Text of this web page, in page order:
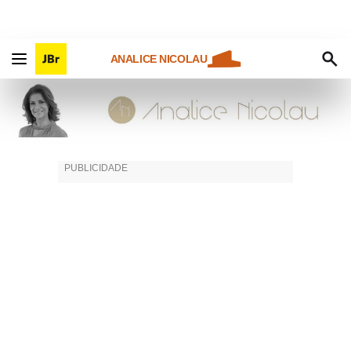
ANALICE NICOLAU